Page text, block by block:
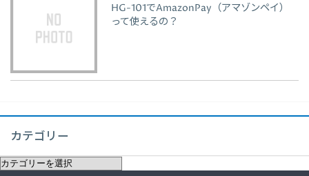
HG-101でAmazonPay（アマゾンペイ）
って使えるの？
カテゴリー